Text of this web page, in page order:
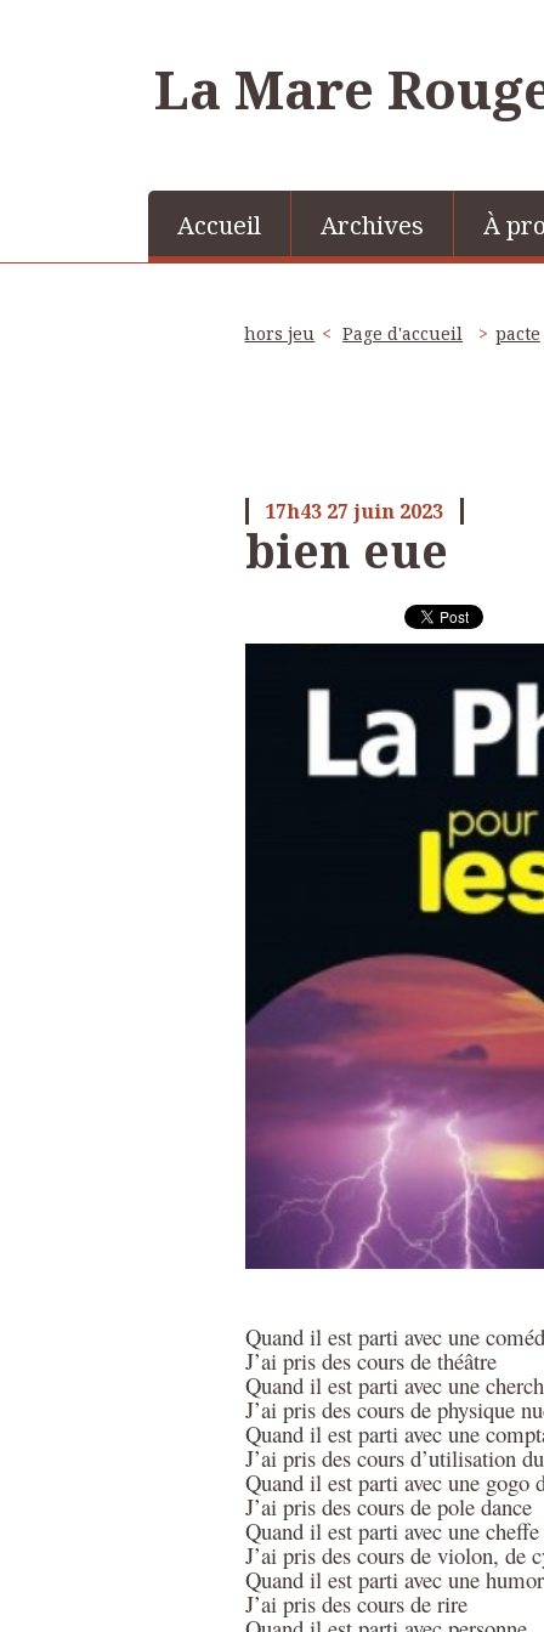
La Mare
Accueil Archives À
hors jeu Page d'accueil pacte
17h43 27 juin 2023
bien eue
Quand il est parti avec une
J’ai pris des cours de théâtre
Quand il est parti avec une
J’ai pris des cours de physique
Quand il est parti avec une
J’ai pris des cours d’utilisation
Quand il est parti avec une gogo
J’ai pris des cours de pole dance
Quand il est parti avec une cheffe
J’ai pris des cours de violon, de
Quand il est parti avec une
J’ai pris des cours de rire